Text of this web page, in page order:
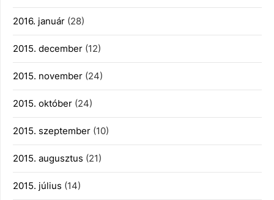
2016. január (28)
2015. december (12)
2015. november (24)
2015. október (24)
2015. szeptember (10)
2015. augusztus (21)
2015. július (14)